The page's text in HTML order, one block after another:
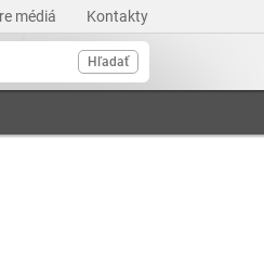
médiá Kontakty
Hľadať